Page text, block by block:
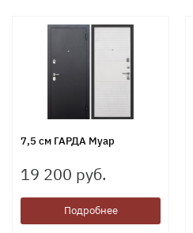
7,5 см ГАРДА Муар
19 200 руб.
Подробнее